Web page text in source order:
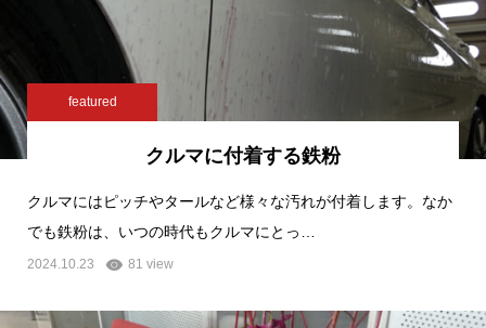
featured
クルマに付着する鉄粉
クルマにはピッチやタールなど様々な汚れが付着します。なか
でも鉄粉は、いつの時代もクルマにとっ…
2024.10.23 81 view